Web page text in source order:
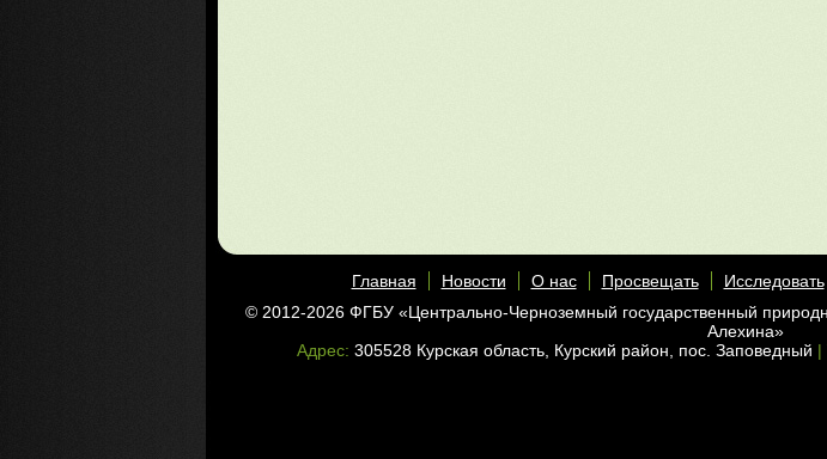
Главная Новости О нас Просвещать Исследовать
© 2012-2026 ФГБУ «Центрально-Черноземный государственный
Алехина»
Адрес: 305528 Курская область, Курский район, пос. Заповедный |